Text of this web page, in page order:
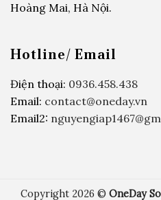
Hoàng Mai, Hà Nội.
Hotline/ Email
Điện thoại: 0936.458.438
Email: contact@oneday.vn
Email2:
Copyright 2026 © OneDay